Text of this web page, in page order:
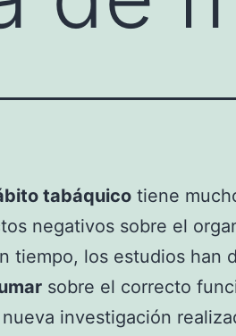
tabáquico tiene
negativos sobre el
tiempo, los estudios han
sobre el correcto
nueva investigación